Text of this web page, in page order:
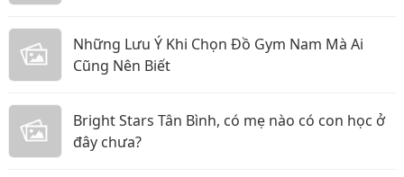
Những Lưu Ý Khi Chọn Đồ Gym Nam Mà Ai
Cũng Nên Biết
Bright Stars Tân Bình, có mẹ nào có con học ở
đây chưa?